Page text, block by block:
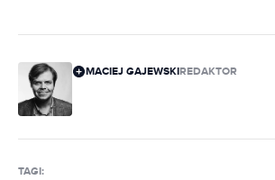
MACIEJ GAJEWSKIREDAKTOR
TAGI: